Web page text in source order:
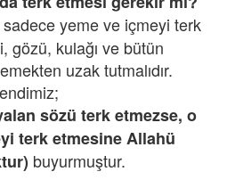
yeme ve içmeyi terk
gözü, kulağı ve bütün
uzak tutmalıdır.
sözü terk etmezse, o
terk etmesine Allahü
buyurmuştur.